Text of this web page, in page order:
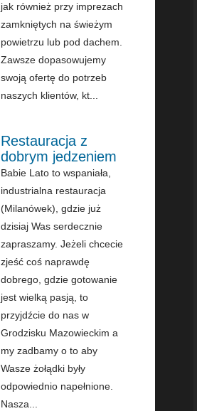
jak również przy imprezach
zamkniętych na świeżym
powietrzu lub pod dachem.
Zawsze dopasowujemy
swoją ofertę do potrzeb
naszych klientów, kt...
Restauracja z
dobrym jedzeniem
Babie Lato to wspaniała,
industrialna restauracja
(Milanówek), gdzie już
dzisiaj Was serdecznie
zapraszamy. Jeżeli chcecie
zjeść coś naprawdę
dobrego, gdzie gotowanie
jest wielką pasją, to
przyjdźcie do nas w
Grodzisku Mazowieckim a
my zadbamy o to aby
Wasze żołądki były
odpowiednio napełnione.
Nasza...